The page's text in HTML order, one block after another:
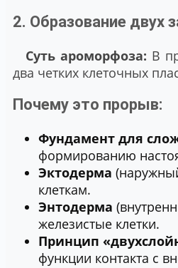
2. Образование
Суть ароморфоза: В
два четких клеточных
Почему это прорыв:
Фундамент для
формированию
Эктодерма
клеткам.
Энтодерма
железистые клетки.
Принцип
функции контакта с